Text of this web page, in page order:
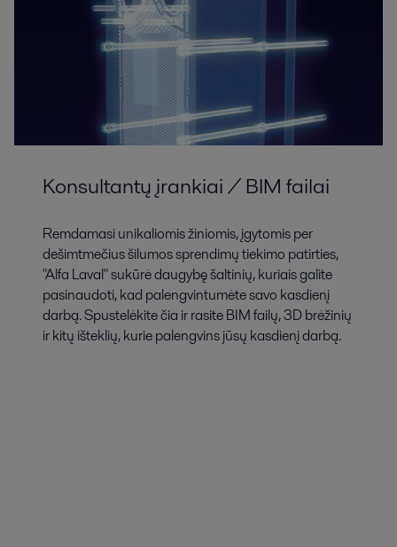
Konsultantų įrankiai / BIM failai
Remdamasi unikaliomis žiniomis, įgytomis per
dešimtmečius šilumos sprendimų tiekimo patirties,
"Alfa Laval" sukūrė daugybę šaltinių, kuriais galite
pasinaudoti, kad palengvintumėte savo kasdienį
darbą. Spustelėkite čia ir rasite BIM failų, 3D brėžinių
ir kitų išteklių, kurie palengvins jūsų kasdienį darbą.